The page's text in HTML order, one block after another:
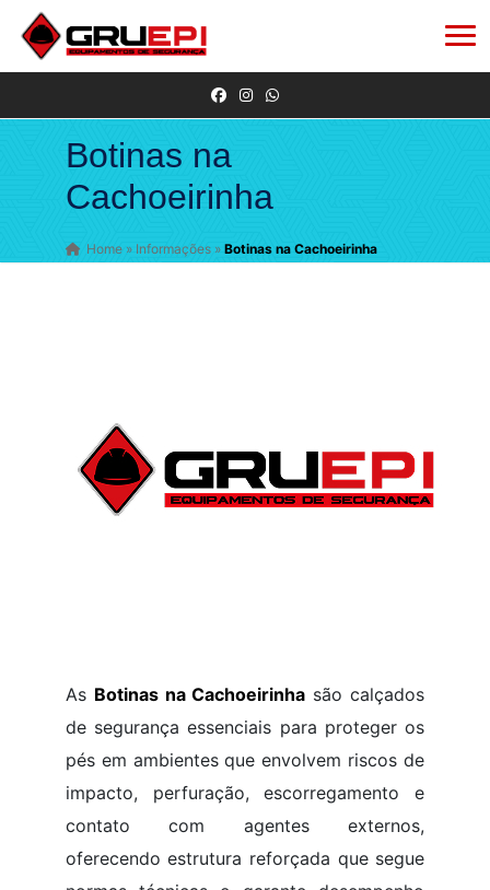
Botinas na
Cachoeirinha
Home» Informações » Botinas na Cachoeirinha
As Botinas na Cachoeirinha são calçados
de segurança essenciais para proteger os
pés em ambientes que envolvem riscos de
impacto, perfuração, escorregamento e
contato com agentes externos,
oferecendo estrutura reforçada que segue